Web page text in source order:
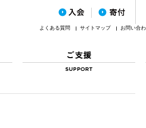
よくある質問 サイトマップ お問い合